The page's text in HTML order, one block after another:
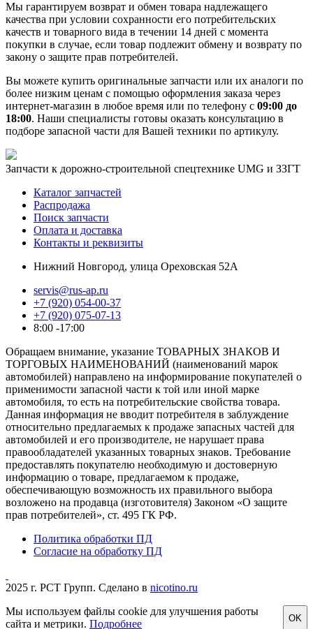
Мы гарантируем возврат и обмен товара надлежащего
качества при условии сохранности его потребительских
качеств и товарного вида в течении 14 дней с момента
покупки в случае, если товар подлежит обмену и возврату по
закону о защите прав потребителей.
Вы можете купить оригинальные запчасти или их аналоги по
более низким ценам с помощью оформления заказа через
интернет-магазин в любое время или по телефону с 09:00 до
18:00. Наши специалисты готовы оказать консультацию в
подборе запасной части для Вашей техники по артикулу.
Запчасти к дорожно-строительной спецтехнике UMG и ЗЗГТ
Каталог запчастей
Распродажа
Поиск запчасти
Оплата и доставка
Контакты и реквизиты
Нижний Новгород, улица Ореховская 52А
servis@rus-ap.ru
+7 (920) 054-00-37
+7 (920) 075-07-13
8:00 -17:00
Обращаем внимание, указание ТОВАРНЫХ ЗНАКОВ И
ТОРГОВЫХ НАИМЕНОВАНИЙ (наименований марок
автомобилей) направлено на информирование покупателей о
применимости запасной части к той или иной марке
автомобиля, то есть на потребительские свойства товара.
Данная информация не вводит потребителя в заблуждение
относительно предлагаемых к продаже запасных частей для
автомобилей и его производителе, не нарушает права
правообладателей указанных товарных знаков. Требование
предоставлять покупателю необходимую и достоверную
информацию о товаре, предлагаемом к продаже,
обеспечивающую возможность их правильного выбора
возложено на продавца (изготовителя) Законом «О защите
прав потребителей», ст. 495 ГК РФ.
Политика обработки ПД
Согласие на обработку ПД
2025 г. РСТ Групп. Сделано в nicotino.ru
Мы используем файлы cookie для улучшения работы
сайта и метрики. Подробнее OK